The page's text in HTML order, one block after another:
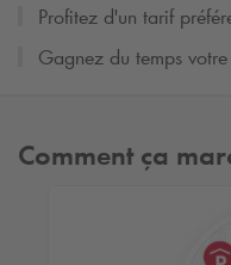
Profitez d'un tarif
Gagnez du temps
Comment ça